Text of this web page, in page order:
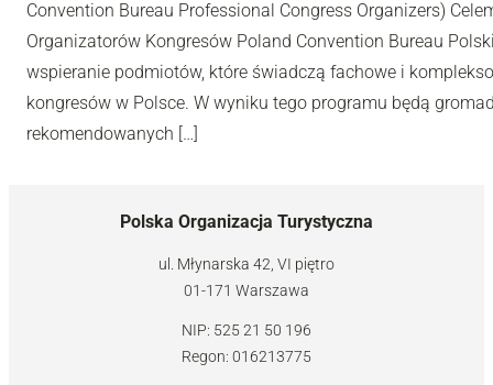
Convention Bureau Professional Congress Organizers)
Organizatorów Kongresów Poland Convention Bureau
wspieranie podmiotów, które świadczą fachowe i
kongresów w Polsce. W wyniku tego programu będą
rekomendowanych […]
Polska Organizacja Turystyczna
ul. Młynarska 42, VI piętro
01-171 Warszawa
NIP: 525 21 50 196
Regon: 016213775